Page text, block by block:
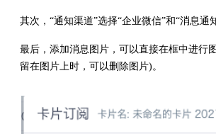
其次，“通知渠道”选择“企业微信”和“消息通知
最后，添加消息图片，可以直接在框中进行
留在图片上时，可以删除图片)。